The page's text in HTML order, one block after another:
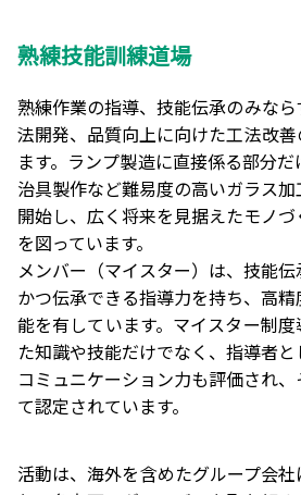
熟練技能訓練道場
熟練作業の指導、技能伝承のみな
法開発、品質向上に向けた工法改
ます。ランプ製造に直接係る部分
治具製作など難易度の高いガラス
開始し、広く将来を見据えたモノ
を図っています。
メンバー（マイスター）は、技能
かつ伝承できる指導力を持ち、高
能を有しています。マイスター制
た知識や技能だけでなく、指導者
コミュニケーション力も評価され
て認定されています。
活動は、海外を含めたグループ会